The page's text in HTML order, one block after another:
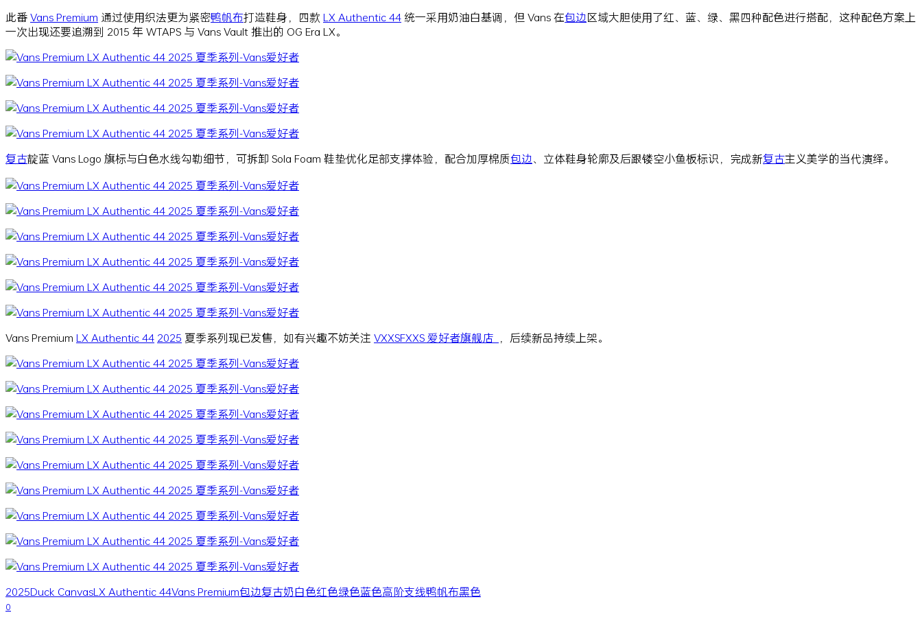
此番Vans Premium 通过使用织法更为紧密鸭帆布打造鞋身，四款 LX Authentic 44统一采用奶油白基调，但 Vans 在包边区域大胆使用了红、蓝、绿、黑四种配色进行搭配，这种配色方案上
一次出现还要追溯到 2015 年 WTAPS 与 Vans Vault 推出的 OG Era LX。
复古靛蓝 Vans Logo 旗标与白色水线勾勒细节，可拆卸 Sola Foam 鞋垫优化足部支撑体验，配合加厚棉质包边、立体鞋身轮廓及后跟镂空小鱼板标识，完成新复古主义美学的当代演绎。
Vans Premium LX Authentic 44 2025 夏季系列现已发售，如有兴趣不妨关注 VXXSFXXS 爱好者旗舰店 ，后续新品持续上架。
2025Duck CanvasLX Authentic 44Vans Premium包边复古奶白色红色绿色蓝色高阶支线鸭帆布黑色
0